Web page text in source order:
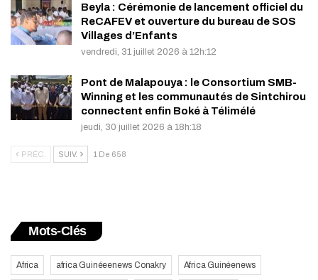
Beyla : Cérémonie de lancement officiel du
ReCAFEV et ouverture du bureau de SOS
Villages d’Enfants
vendredi, 31 juillet 2026 à 12h:12
Pont de Malapouya : le Consortium SMB-
Winning et les communautés de Sintchirou
connectent enfin Boké à Télimélé
jeudi, 30 juillet 2026 à 18h:18
PRÉC. SUIV. 1 De 658
Mots-Clés
Africa africa Guinéeenews Conakry Africa Guinéenews